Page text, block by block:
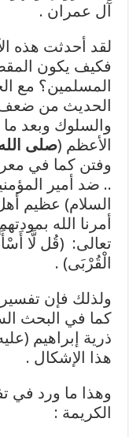
آل عمران .
لقد أحدثت هذه
فكيف يكون
المسلمين؟ مع
الحديث من ضعف
والسلوك وبعد
الأعظم (صلى
وفتن كما في
.. ضد أمير
السلام) عظيم
أمرنا الله
تعالى: (قُل لَّا
الْقُرْبَى) .
ولذلك فإن
كما في البحث
ذرية إبراهيم
هذا الإشكال .
وهذا ما ورد في
الكريمة :